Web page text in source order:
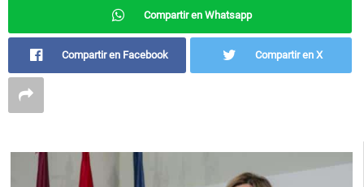
Compartir en Whatsapp
Compartir en Facebook Compartir en X